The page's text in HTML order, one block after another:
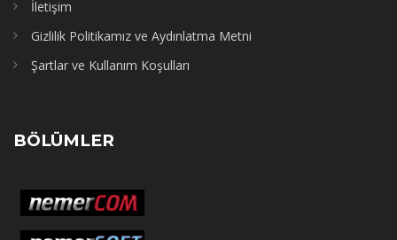
İletişim
Gizlilik Politikamız ve Aydınlatma Metni
Şartlar ve Kullanım Koşulları
BÖLÜMLER